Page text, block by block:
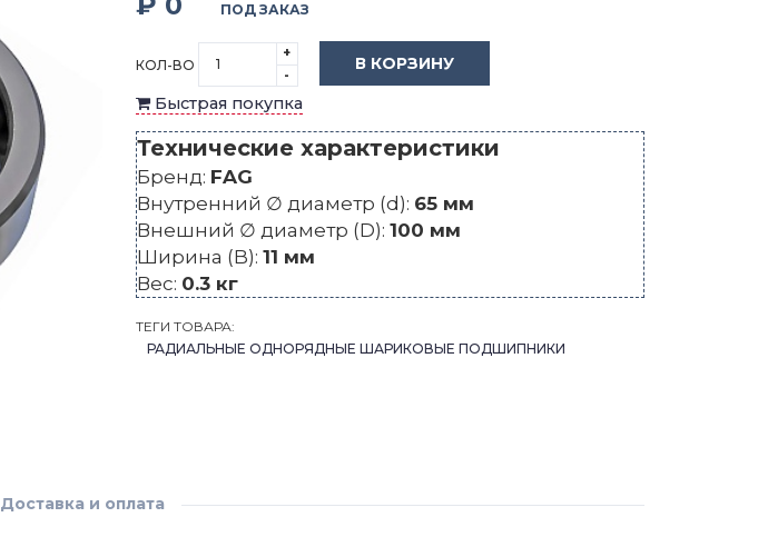
ПОД ЗАКАЗ
КОЛ-ВО
+
-
В КОРЗИНУ
Быстрая покупка
Технические характеристики
Бренд: FAG
Внутренний ∅ диаметр (d): 65 мм
Внешний ∅ диаметр (D): 100 мм
Ширина (B): 11 мм
Вес: 0.3 кг
ТЕГИ ТОВАРА:
РАДИАЛЬНЫЕ ОДНОРЯДНЫЕ ШАРИКОВЫЕ ПОДШИПНИКИ
Доставка и оплата